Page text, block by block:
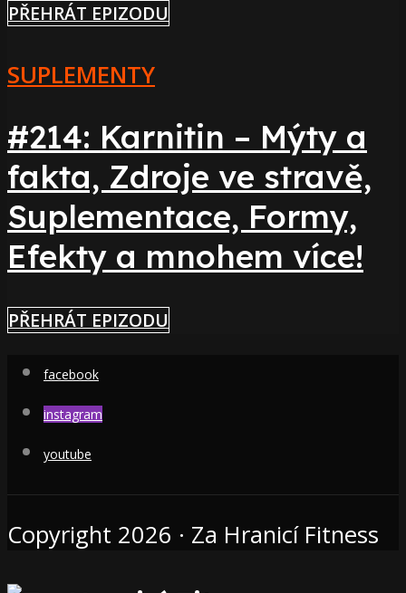
PŘEHRÁT EPIZODU
SUPLEMENTY
#214: Karnitin – Mýty a
fakta, Zdroje ve stravě,
Suplementace, Formy,
Efekty a mnohem více!
PŘEHRÁT EPIZODU
facebook
instagram
youtube
Copyright 2026 · Za Hranicí Fitness